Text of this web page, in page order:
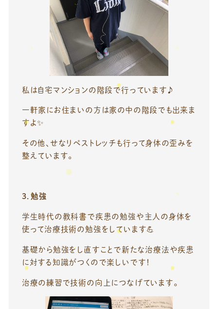
私は自宅マンションの階段で行っています♪
一軒家にお住まいの方は家の中の階段でも出来ま
すよ✨
その他、せなリペストレッチも行って身体の歪みを
整えています。
3．勉強
学生時代の教科書で疾患の勉強や主人の身体を
使って治療技術の勉強をしています💪
基礎から勉強をし直すことで新たな治療法や疾患
に対する知識がつくので楽しいです！
治療の練習で技術の向上につなげています。